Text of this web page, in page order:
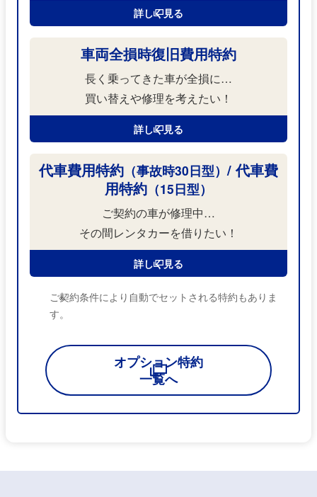
詳しく見る
車両全損時復旧費用特約
長く乗ってきた車が全損に…
買い替えや修理を考えたい！
詳しく見る
代車費用特約 （事故時30日型）/ 代車費
用特約 （15日型）
ご契約の車が修理中…
その間レンタカーを借りたい！
詳しく見る
※
ご契約条件により自動でセットされる特約もありま
す。
オプション特約
一覧へ